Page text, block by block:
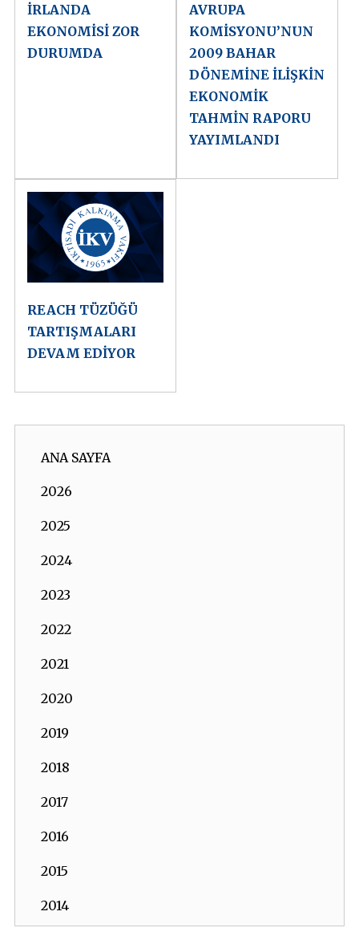
İRLANDA
EKONOMİSİ ZOR
DURUMDA
AVRUPA
KOMİSYONU’NUN
2009 BAHAR
DÖNEMİNE İLİŞKİN
EKONOMİK
TAHMİN RAPORU
YAYIMLANDI
REACH TÜZÜĞÜ
TARTIŞMALARI
DEVAM EDİYOR
ANA SAYFA
2026
2025
2024
2023
2022
2021
2020
2019
2018
2017
2016
2015
2014